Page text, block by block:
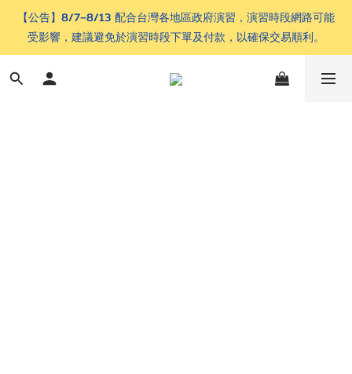
【公告】8/7–8/13 配合台灣各地區政府演習，演習時段網路可能
受影響，建議避免於演習時段下單及付款，以確保交易順利。